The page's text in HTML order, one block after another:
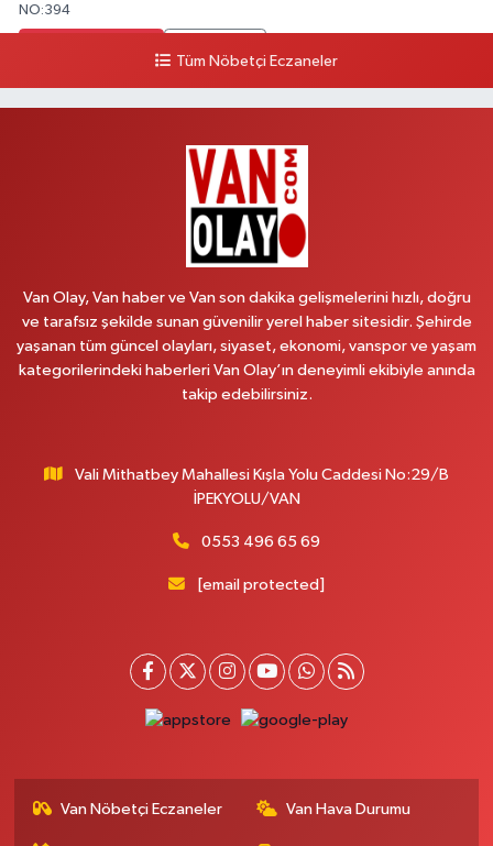
NO:394
HEKİM HASTANESİ ACİL KARŞISI
Yol Tarifi Al
MAHMUDİYE MAH.ATATÜRK CAD.NO:17B
0 (531) 621 69 65 Yol Tarifi Al
Onay Eczanesi
Yenı Derman Eczanesi
Akdamar Hastanesi Acil yanı. İpekyolu. Hatuniye mahallesi terzioğlu, Eski
Yol Tarifi Al
Kışla Mah.Çınarlı Cad.1038 Sk.No:93 3-4
0 (432) 354 37 36 Yol Tarifi Al
Tüm Nöbetçi Eczaneler
Van Olay, Van haber ve Van son dakika gelişmelerini hızlı, doğru
ve tarafsız şekilde sunan güvenilir yerel haber sitesidir. Şehirde
yaşanan tüm güncel olayları, siyaset, ekonomi, vanspor ve yaşam
kategorilerindeki haberleri Van Olay’ın deneyimli ekibiyle anında
takip edebilirsiniz.
Vali Mithatbey Mahallesi Kışla Yolu Caddesi No:29/B
İPEKYOLU/VAN
0553 496 65 69
[email protected]
Van Nöbetçi Eczaneler Van Hava Durumu